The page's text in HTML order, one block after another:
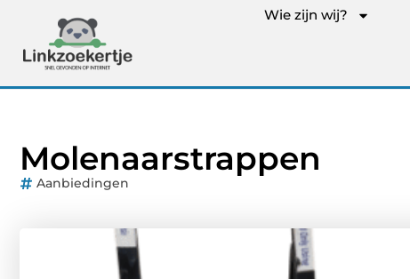
Wie zijn wij?
Molenaarstrappen
Aanbiedingen